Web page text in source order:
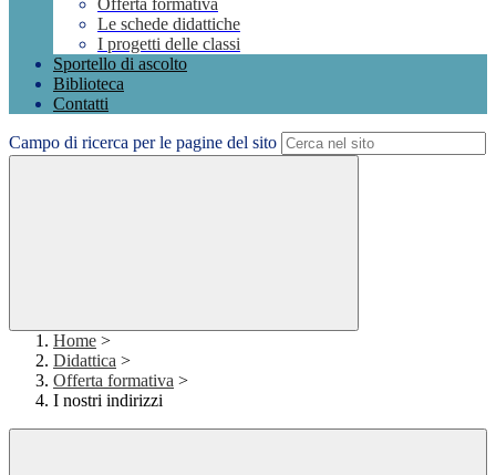
Offerta formativa
Le schede didattiche
I progetti delle classi
Sportello di ascolto
Biblioteca
Contatti
Campo di ricerca per le pagine del sito
Home >
Didattica >
Offerta formativa >
I nostri indirizzi